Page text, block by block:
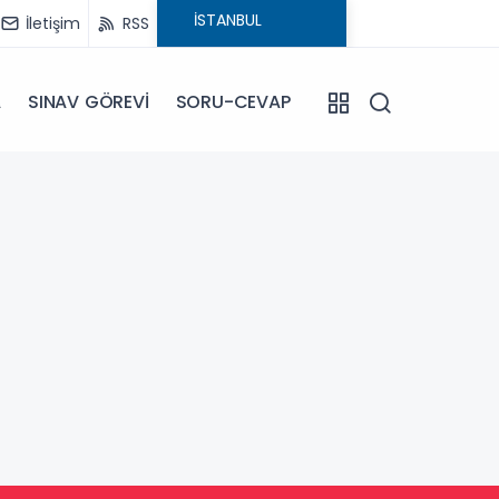
İletişim RSS
SINAV GÖREVİ SORU-CEVAP